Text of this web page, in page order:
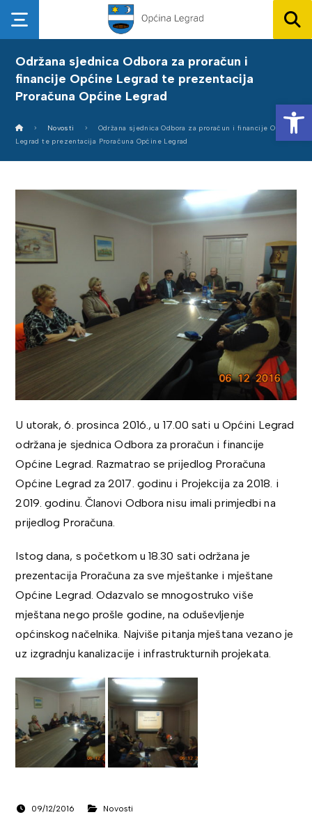
Održana sjednica Odbora za proračun i
financije Općine Legrad te prezentacija
Proračuna Općine Legrad
Novosti
Održana sjednica Odbora za proračun i financije Općine
Legrad te prezentacija Proračuna Općine Legrad
U utorak, 6. prosinca 2016., u 17.00 sati u Općini Legrad
održana je sjednica Odbora za proračun i financije
Općine Legrad. Razmatrao se prijedlog Proračuna
Općine Legrad za 2017. godinu i Projekcija za 2018. i
2019. godinu. Članovi Odbora nisu imali primjedbi na
prijedlog Proračuna.
Istog dana, s početkom u 18.30 sati održana je
prezentacija Proračuna za sve mještanke i mještane
Općine Legrad. Odazvalo se mnogostruko više
mještana nego prošle godine, na oduševljenje
općinskog načelnika. Najviše pitanja mještana vezano je
uz izgradnju kanalizacije i infrastrukturnih projekata.
09/12/2016 Novosti